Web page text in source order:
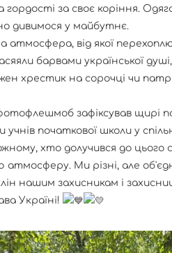
гордості за своє коріння.
дивимося у майбутнє.
атмосфера, від якої
барвами української
хрестик на сорочці чи
зафіксував щирі
учнів початкової школи у
хто долучився до
Ми різні, але
нашим захисникам і
Україні!